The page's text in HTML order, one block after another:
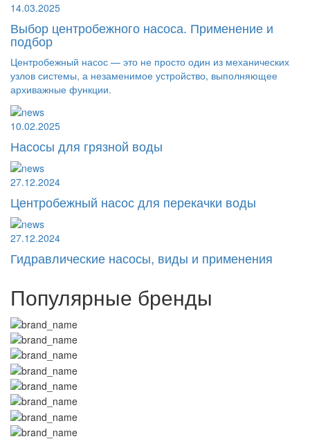
14.03.2025
Выбор центробежного насоса. Применение и
подбор
Центробежный насос — это не просто один из механических
узлов системы, а незаменимое устройство, выполняющее
архиважные функции.
10.02.2025
Насосы для грязной воды
27.12.2024
Центробежный насос для перекачки воды
27.12.2024
Гидравлические насосы, виды и применения
Популярные бренды